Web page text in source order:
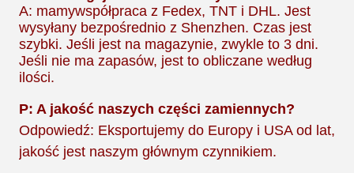
A: mamywspółpraca z Fedex, TNT i DHL. Jest
wysyłany bezpośrednio z Shenzhen. Czas jest
szybki. Jeśli jest na magazynie, zwykle to 3 dni.
Jeśli nie ma zapasów, jest to obliczane według
ilości.
P: A jakość naszych części zamiennych?
Odpowiedź: Eksportujemy do Europy i USA od lat,
jakość jest naszym głównym czynnikiem.